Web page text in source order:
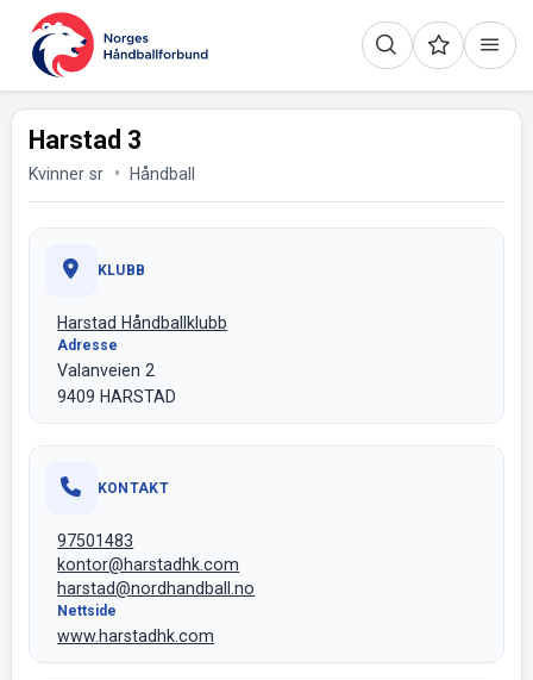
Harstad 3
Kvinner sr Håndball
KLUBB
Harstad Håndballklubb
Adresse
Valanveien 2
9409 HARSTAD
KONTAKT
97501483
kontor@harstadhk.com
harstad@nordhandball.no
Nettside
www.harstadhk.com